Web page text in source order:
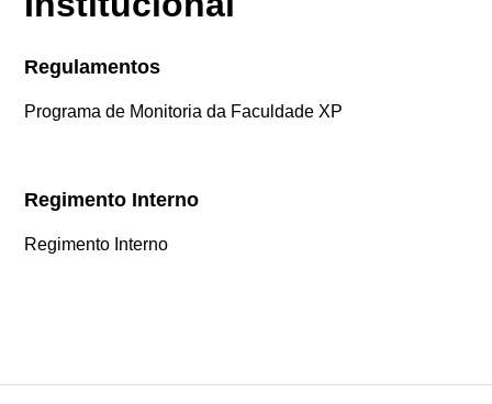
Regulamentos
Programa de Monitoria da Faculdade XP
Regimento Interno
Regimento Interno